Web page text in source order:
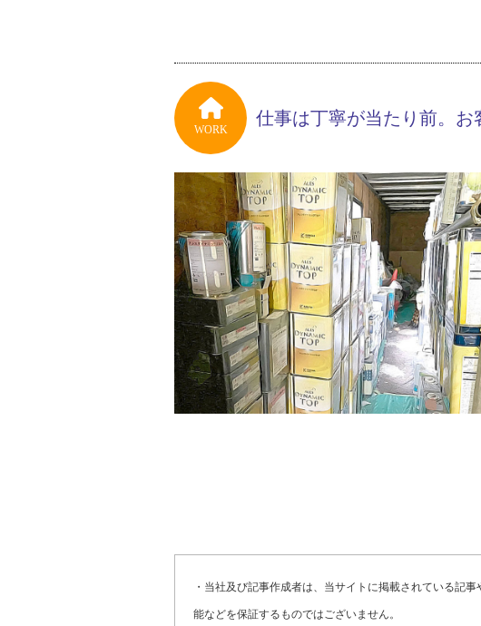
工事店番
WORK
仕事は丁寧が当たり前。
・当社及び記事作成者は、当サイトに掲載されている記
能などを保証するものではございません。